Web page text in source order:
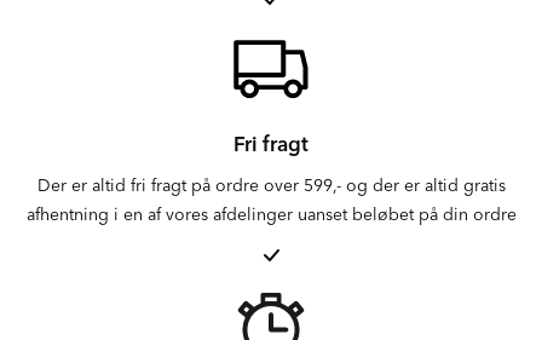
Fri fragt
Der er altid fri fragt på ordre over 599,- og der er altid gratis
afhentning i en af vores afdelinger uanset beløbet på din ordre